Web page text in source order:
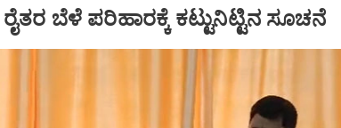
ಬೆಳೆ ಪರಿಹಾರಕ್ಕೆ ಕಟ್ಟುನಿಟ್ಟಿನ ಸೂಚನೆ